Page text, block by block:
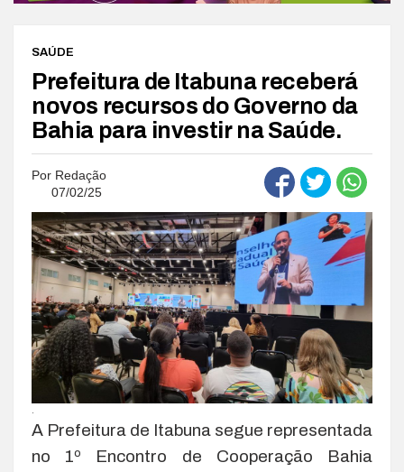
SAÚDE
Prefeitura de Itabuna receberá
novos recursos do Governo da
Bahia para investir na Saúde.
Por Redação
07/02/25
.
A Prefeitura de Itabuna segue representada
no 1º Encontro de Cooperação Bahia